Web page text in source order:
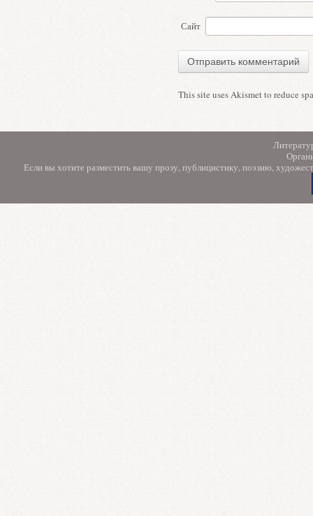
Сайт
This site uses Akismet to reduce
Если вы хотите разместить вашу прозу, публицистику, поэзию,